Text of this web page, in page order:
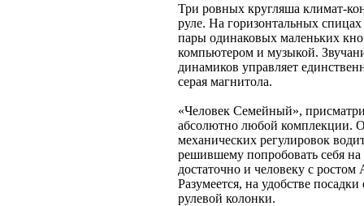
Три ровных кругляша климат-
руле. На горизонтальных
пары одинаковых маленьких
компьютером и музыкой.
динамиков управляет
серая магнитола.
«Человек Семейный»,
абсолютно любой комплекции.
механических регулировок
решившему попробовать себя
достаточно и человеку с
Разумеется, на удобстве
рулевой колонки.